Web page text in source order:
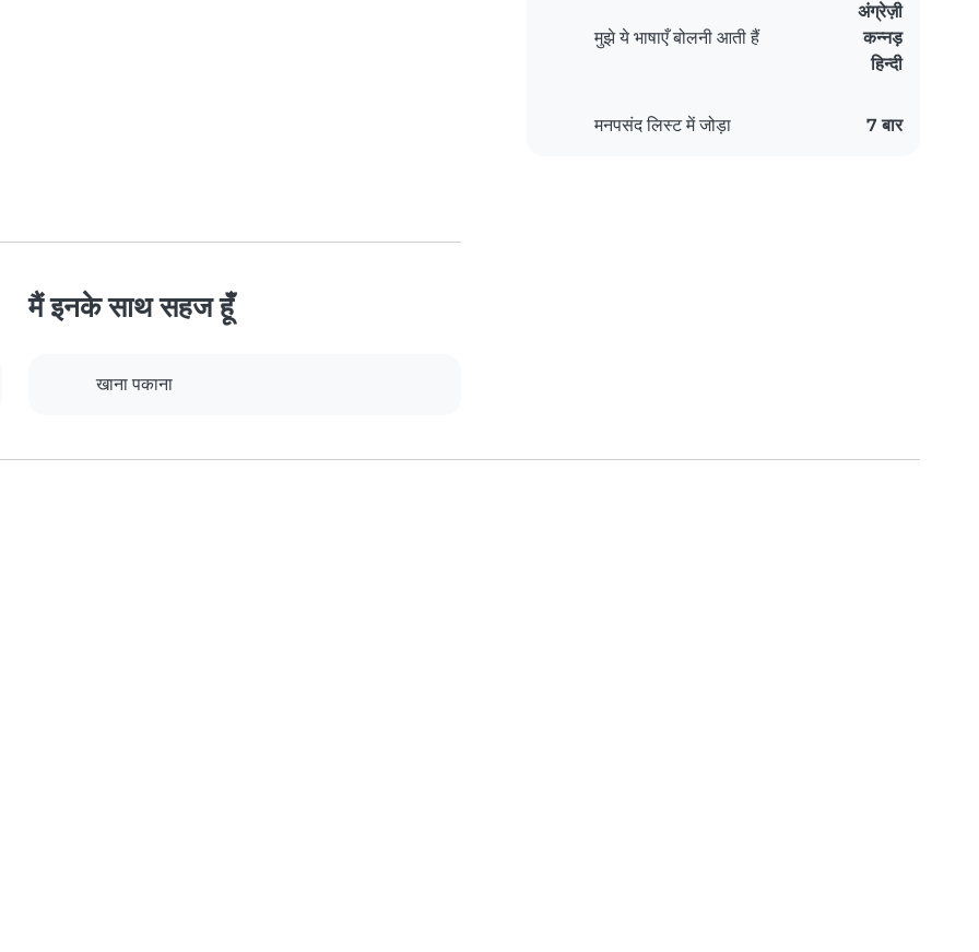
मुझे ये भाषाएँ बोलनी आती हैं
अंग्रेज़ी
कन्नड़
हिन्दी
मनपसंद लिस्ट में जोड़ा 7 बार
मैं इनके साथ सहज हूँ
खाना पकाना